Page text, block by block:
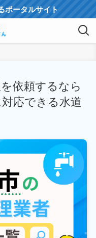
ポータルサイト
依頼するなら
応できる水道